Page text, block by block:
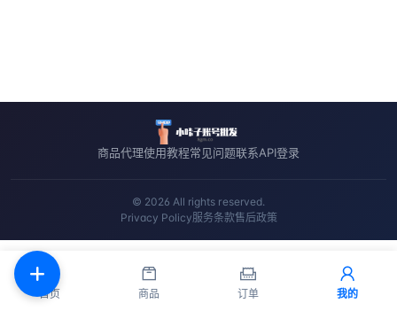
商品代理使用教程常见问题联系API登录
© 2026 All rights reserved.
Privacy Policy服务条款售后政策
首页 商品 订单 我的